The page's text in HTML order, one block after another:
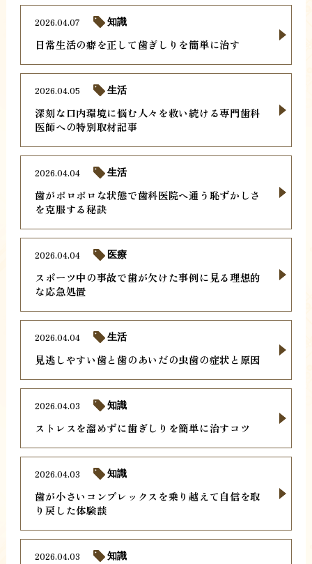
日常生活の癖を正して歯ぎしりを簡単に治す
2026.04.07 知識
深刻な口内環境に悩む人々を救い続ける専門歯科
医師への特別取材記事
2026.04.05 生活
歯がボロボロな状態で歯科医院へ通う恥ずかしさ
を克服する秘訣
2026.04.04 生活
スポーツ中の事故で歯が欠けた事例に見る理想的
な応急処置
2026.04.04 医療
見逃しやすい歯と歯のあいだの虫歯の症状と原因
2026.04.04 生活
ストレスを溜めずに歯ぎしりを簡単に治すコツ
2026.04.03 知識
歯が小さいコンプレックスを乗り越えて自信を取
り戻した体験談
2026.04.03 知識
2026.04.03 知識